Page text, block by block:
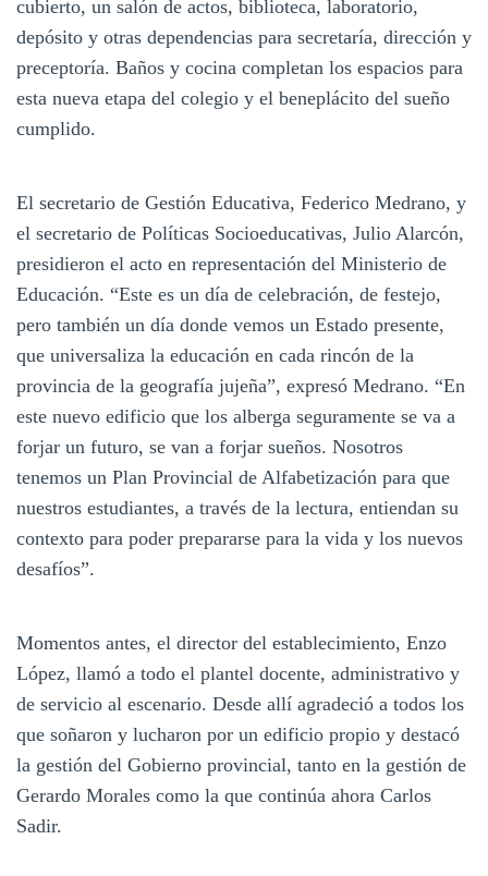
cubierto, un salón de actos, biblioteca, laboratorio,
depósito y otras dependencias para secretaría, dirección y
preceptoría. Baños y cocina completan los espacios para
esta nueva etapa del colegio y el beneplácito del sueño
cumplido.
El secretario de Gestión Educativa, Federico Medrano, y
el secretario de Políticas Socioeducativas, Julio Alarcón,
presidieron el acto en representación del Ministerio de
Educación. “Este es un día de celebración, de festejo,
pero también un día donde vemos un Estado presente,
que universaliza la educación en cada rincón de la
provincia de la geografía jujeña”, expresó Medrano. “En
este nuevo edificio que los alberga seguramente se va a
forjar un futuro, se van a forjar sueños. Nosotros
tenemos un Plan Provincial de Alfabetización para que
nuestros estudiantes, a través de la lectura, entiendan su
contexto para poder prepararse para la vida y los nuevos
desafíos”.
Momentos antes, el director del establecimiento, Enzo
López, llamó a todo el plantel docente, administrativo y
de servicio al escenario. Desde allí agradeció a todos los
que soñaron y lucharon por un edificio propio y destacó
la gestión del Gobierno provincial, tanto en la gestión de
Gerardo Morales como la que continúa ahora Carlos
Sadir.